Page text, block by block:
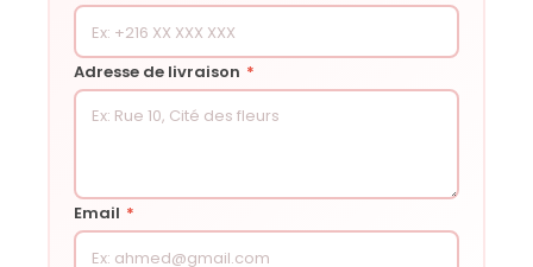
Adresse de livraison *
Email *